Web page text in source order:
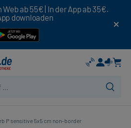
ab 55€ | In der App ab 35€.
downloaden
P sensitive 5x5 cm non-border